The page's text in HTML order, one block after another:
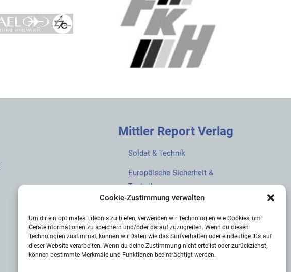
Cookie-Zustimmung verwalten
Um dir ein optimales Erlebnis zu bieten, verwenden wir Technologien wie Cookies, um
Geräteinformationen zu speichern und/oder darauf zuzugreifen. Wenn du diesen
Technologien zustimmst, können wir Daten wie das Surfverhalten oder eindeutige IDs auf
dieser Website verarbeiten. Wenn du deine Zustimmung nicht erteilst oder zurückziehst,
können bestimmte Merkmale und Funktionen beeinträchtigt werden.
Mittler Report Verlag
Soldat & Technik
Europäische Sicherheit &
Technik
MarineForum
Verlagswebsite